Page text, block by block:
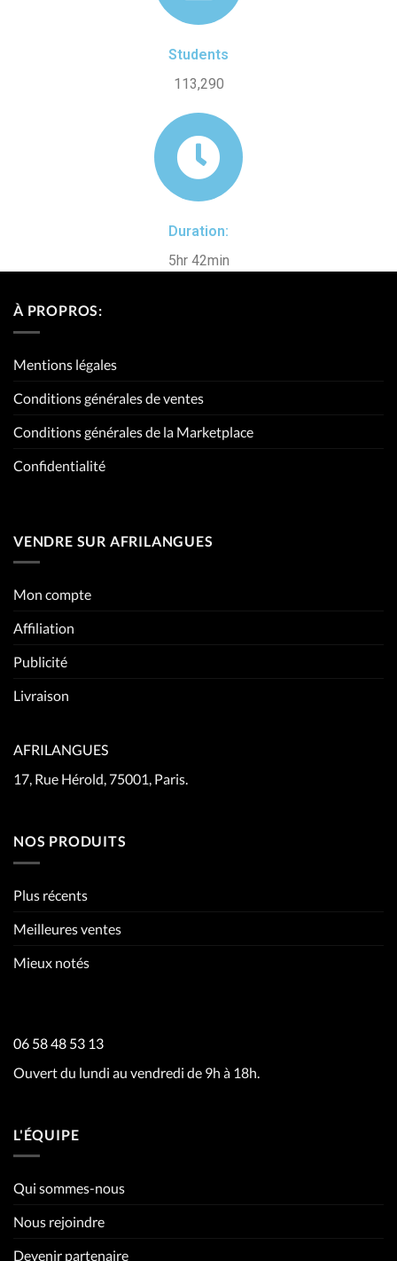
Students
113,290
Duration:
5hr 42min
À PROPROS:
Mentions légales
Conditions générales de ventes
Conditions générales de la Marketplace
Confidentialité
VENDRE SUR AFRILANGUES
Mon compte
Affiliation
Publicité
Livraison
AFRILANGUES
17, Rue Hérold, 75001, Paris.
NOS PRODUITS
Plus récents
Meilleures ventes
Mieux notés
06 58 48 53 13
Ouvert du lundi au vendredi de 9h à 18h.
L'ÉQUIPE
Qui sommes-nous
Nous rejoindre
Devenir partenaire